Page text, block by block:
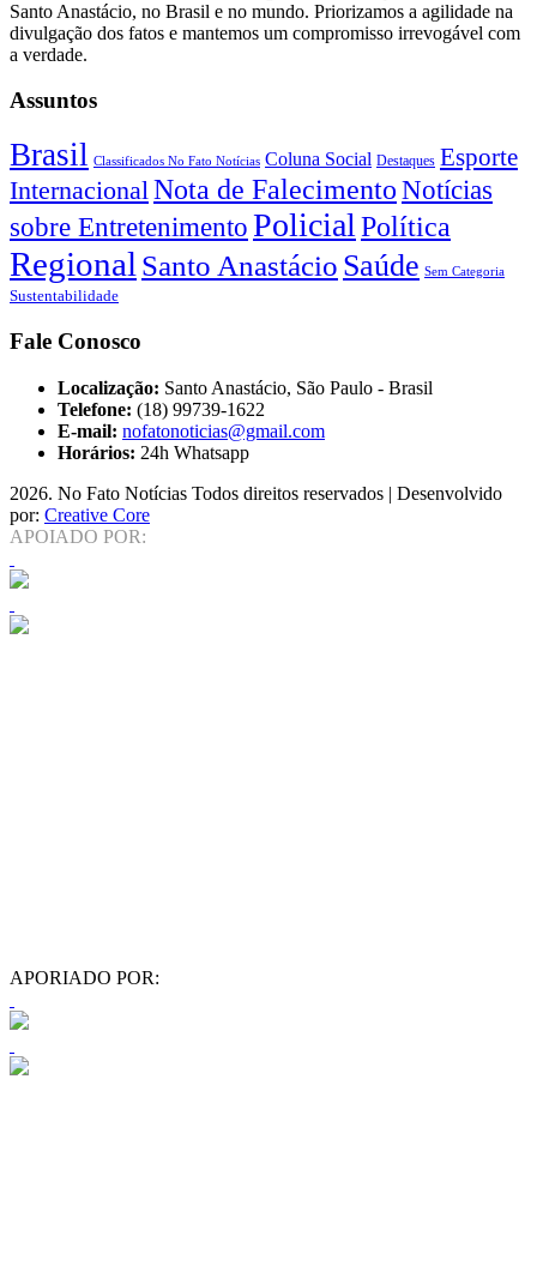
Santo Anastácio, no Brasil e no mundo. Priorizamos a agilidade na
divulgação dos fatos e mantemos um compromisso irrevogável com
a verdade.
Assuntos
Brasil Classificados No Fato Notícias Coluna Social Destaques Esporte
InternacionalNota de FalecimentoNotícias
sobre EntretenimentoPolicial Política
Regional Santo Anastácio Saúde Sem Categoria
Sustentabilidade
Fale Conosco
Localização: Santo Anastácio, São Paulo - Brasil
Telefone: (18) 99739-1622
E-mail: nofatonoticias@gmail.com
Horários: 24h Whatsapp
2026. No Fato Notícias Todos direitos reservados | Desenvolvido
por: Creative Core
APOIADO POR:
APORIADO POR: